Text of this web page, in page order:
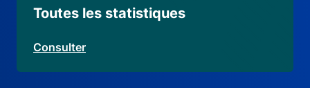
Toutes les statistiques
Consulter